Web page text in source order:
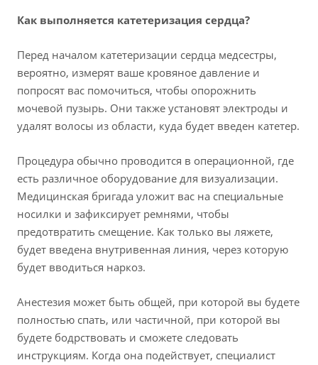
Как выполняется катетеризация сердца?
Перед началом катетеризации сердца медсестры,
вероятно, измерят ваше кровяное давление и
попросят вас помочиться, чтобы опорожнить
мочевой пузырь. Они также установят электроды и
удалят волосы из области, куда будет введен катетер.
Процедура обычно проводится в операционной, где
есть различное оборудование для визуализации.
Медицинская бригада уложит вас на специальные
носилки и зафиксирует ремнями, чтобы
предотвратить смещение. Как только вы ляжете,
будет введена внутривенная линия, через которую
будет вводиться наркоз.
Анестезия может быть общей, при которой вы будете
полностью спать, или частичной, при которой вы
будете бодрствовать и сможете следовать
инструкциям. Когда она подействует, специалист